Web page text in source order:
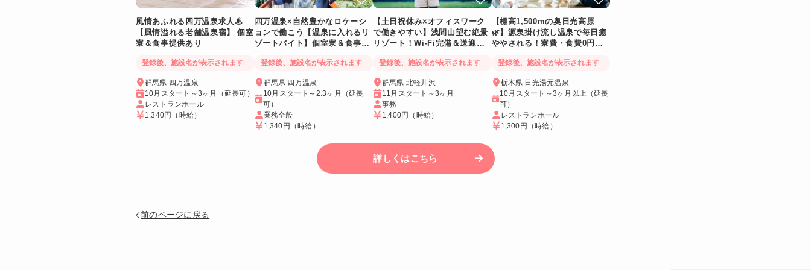
風情あふれる四万温泉求人♨
【風情溢れる老舗温泉宿】 個室
寮＆食事提供あり
登録後、施設名が表示されます
群馬県 四万温泉
10月スタート～3ヶ月（延長可）
レストランホール
1,340円 （時給）
四万温泉×自然豊かなロケーシ
ョンで働こう【温泉に入れるリ
ゾートバイト】個室寮＆食事提
登録後、施設名が表示されます
群馬県 四万温泉
10月スタート～2.3ヶ月（延長
可）
業務全般
1,340円 （時給）
【土日祝休み×オフィスワーク
で働きやすい】浅間山望む絶景
リゾート！Wi-Fi完備＆送迎バ
登録後、施設名が表示されます
群馬県 北軽井沢
11月スタート～3ヶ月
事務
1,400円 （時給）
【標高1,500mの奥日光高原
🌿】源泉掛け流し温泉で毎日癒
ややされる！寮費・食費0円！
登録後、施設名が表示されます
栃木県 日光湯元温泉
10月スタート～3ヶ月以上（延長
可）
レストランホール
1,300円 （時給）
詳しくはこちら
前のページに戻る